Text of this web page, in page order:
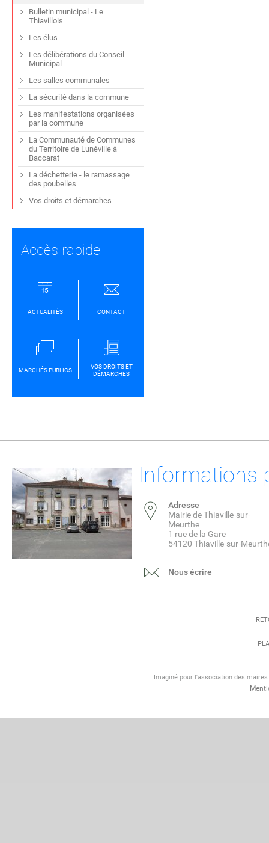
Bulletin municipal - Le
Thiavillois
Les élus
Les délibérations du Conseil
Municipal
Les salles communales
La sécurité dans la commune
Les manifestations organisées
par la commune
La Communauté de Communes
du Territoire de Lunéville à
Baccarat
La déchetterie - le ramassage
des poubelles
Vos droits et démarches
Accès rapide
ACTUALITÉS CONTACT
MARCHÉS PUBLICS
VOS DROITS ET
DÉMARCHES
Informations
Adresse
Mairie de Thiaville-sur-
Meurthe
1 rue de la Gare
54120 Thiaville-sur-
Nous écrire
Imaginé pour l'association des